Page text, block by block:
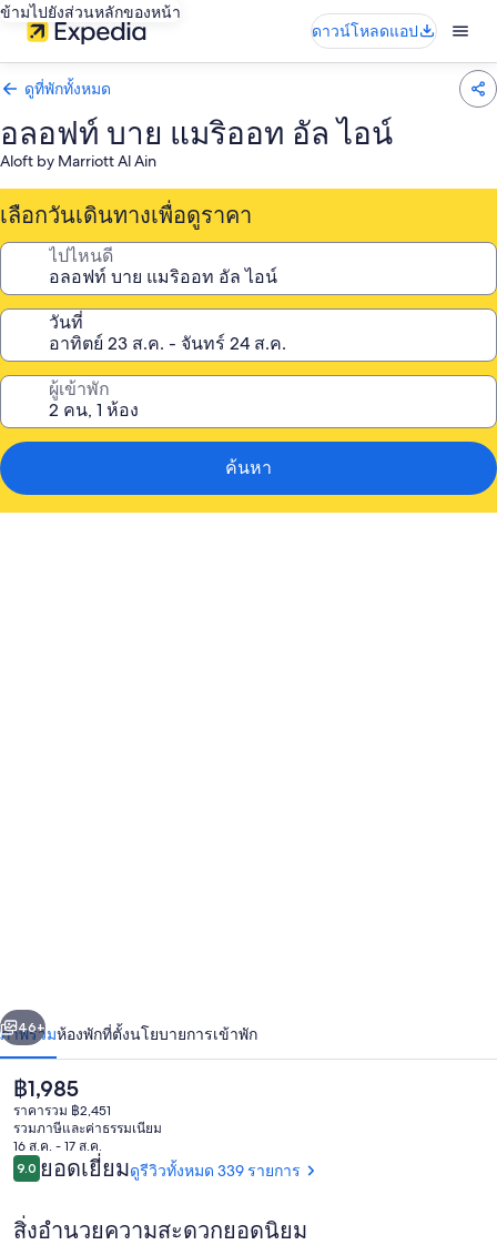
ข้ามไปยังส่วนหลักของหน้า
ดาวน์โหลดแอป
ดูที่พักทั้งหมด
อลอฟท์ บาย แมริออท อัล ไอน์
Aloft by Marriott Al Ain
เลือกวันเดินทางเพื่อดูราคา
ไปไหนดี
วันที่
ผู้เข้าพัก
ค้นหา
อัล
ไอน์
า
ถัดไป
46+
ภาพรวมห้องพักที่ตั้งนโยบายการเข้าพัก
ราคา
ปัจจุบัน
฿1,985
฿1,985
ราคารวม ฿2,451
รวมภาษีและค่าธรรมเนียม
16 ส.ค. - 17 ส.ค.
รีวิว
9.09.0 จาก 10
ยอดเยี่ยมดูรีวิวทั้งหมด 339 รายการ
สิ่งอำนวยความสะดวกยอดนิยม